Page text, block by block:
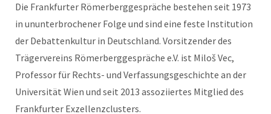
Die Frankfurter Römerberggespräche bestehen seit 1973
in ununterbrochener Folge und sind eine feste Institution
der Debattenkultur in Deutschland. Vorsitzender des
Trägervereins Römerberggespräche e.V. ist Miloš Vec,
Professor für Rechts- und Verfassungsgeschichte an der
Universität Wien und seit 2013 assoziiertes Mitglied des
Frankfurter Exzellenzclusters.